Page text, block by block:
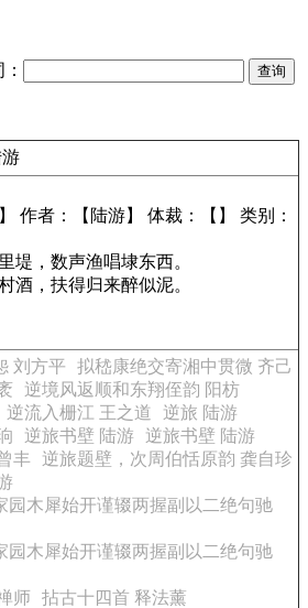
作者：【陆游】 体裁：【】 类别：
堤，数声渔唱埭东西。
酒，扶得归来醉似泥。
刘方平
拟嵇康绝交寄湘中贯微 齐己
逆境风返顺和东翔侄韵 阳枋
逆流入栅江 王之道
逆旅 陆游
逆旅书壁 陆游
逆旅书壁 陆游
丰
逆旅题壁，次周伯恬原韵 龚自珍
园木犀始开谨辍两握副以二绝句驰
园木犀始开谨辍两握副以二绝句驰
师 拈古十四首 释法薰